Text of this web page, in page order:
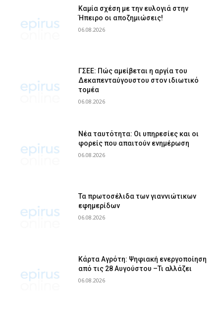
Καμία σχέση με την ευλογιά στην
Ήπειρο οι αποζημιώσεις!
06.08.2026
ΓΣΕΕ: Πώς αμείβεται η αργία του
Δεκαπενταύγουστου στον ιδιωτικό
τομέα
06.08.2026
Νέα ταυτότητα: Οι υπηρεσίες και οι
φορείς που απαιτούν ενημέρωση
06.08.2026
Τα πρωτοσέλιδα των γιαννιώτικων
εφημερίδων
06.08.2026
Κάρτα Αγρότη: Ψηφιακή ενεργοποίηση
από τις 28 Αυγούστου –Τι αλλάζει
06.08.2026